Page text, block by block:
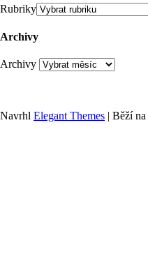
Rubriky
Archivy
Archivy
Navrhl Elegant Themes | Běží na